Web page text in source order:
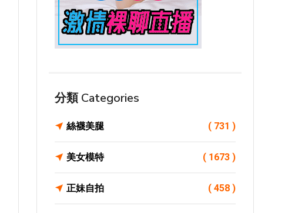
分類 Categories
絲襪美腿 ( 731 )
美女模特 ( 1673 )
正妹自拍 ( 458 )